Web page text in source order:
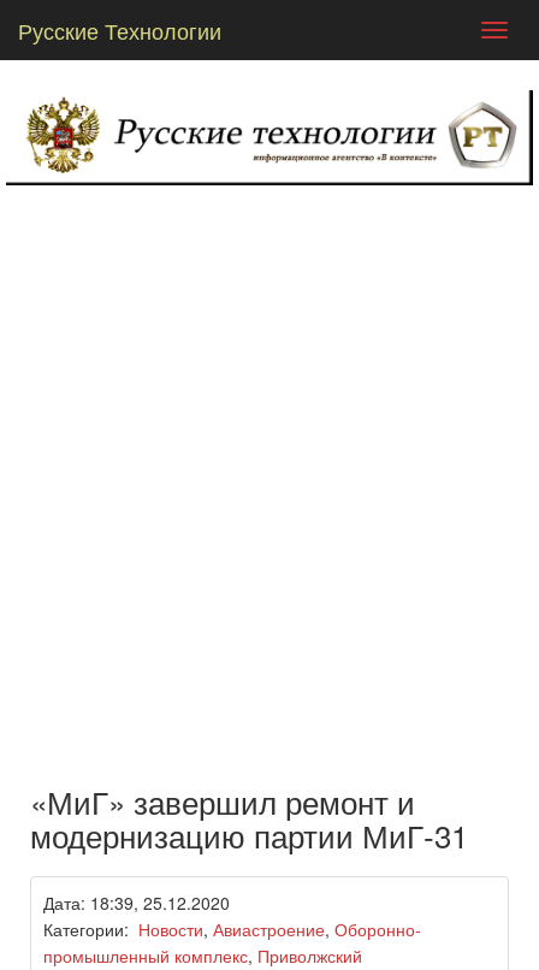
Русские Технологии
«МиГ» завершил ремонт и
модернизацию партии МиГ-31
Дата: 18:39, 25.12.2020
Категории: Новости, Авиастроение, Оборонно-
промышленный комплекс, Приволжский